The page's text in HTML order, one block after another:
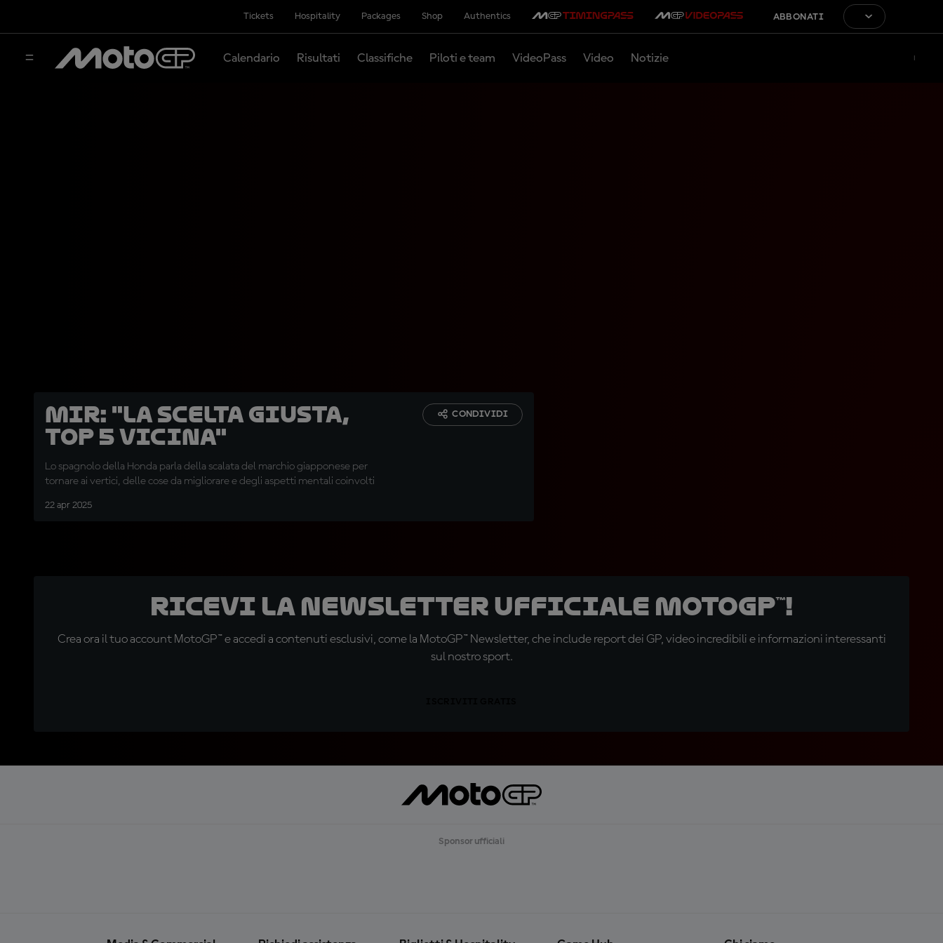
Tickets Hospitality Packages Shop Authentics ABBONATI
Calendario Risultati Classifiche Piloti e team VideoPass Video Notizie
Mir: "La scelta giusta,
top 5 vicina"
Lo spagnolo della Honda parla della scalata del marchio giapponese per
tornare ai vertici, delle cose da migliorare e degli aspetti mentali coinvolti
22 apr 2025
CONDIVIDI
Ricevi la newsletter ufficiale MotoGP™!
Crea ora il tuo account MotoGP™ e accedi a contenuti esclusivi, come la MotoGP™ Newsletter, che include report dei GP, video incredibili e informazioni interessanti
sul nostro sport.
Sponsor ufficiali